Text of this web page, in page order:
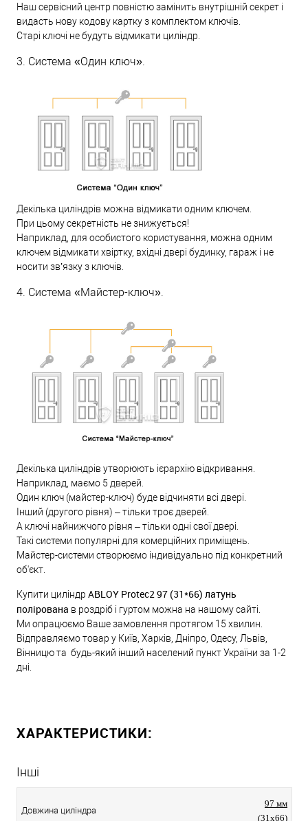
Наш сервісний центр повністю замінить внутрішній секрет і
видасть нову кодову картку з комплектом ключів.
Старі ключі не будуть відмикати циліндр.
3. Система «Один ключ».
Декілька циліндрів можна відмикати одним ключем.
При цьому секретність не знижується!
Наприклад, для особистого користування, можна одним
ключем відмикати хвіртку, вхідні двері будинку, гараж і не
носити зв’язку з ключів.
4. Система «Майстер-ключ».
Декілька циліндрів утворюють ієрархію відкривання.
Наприклад, маємо 5 дверей.
Один ключ (майстер-ключ) буде відчиняти всі двері.
Інший (другого рівня) – тільки троє дверей.
А ключі найнижчого рівня – тільки одні свої двері.
Такі системи популярні для комерційних приміщень.
Майстер-системи створюємо індивідуально під конкретний
об'єкт.
Купити циліндр ABLOY Protec2 97 (31*66) латунь
полірована в роздріб і гуртом можна на нашому сайті.
Ми опрацюємо Ваше замовлення протягом 15 хвилин.
Відправляємо товар у Київ, Харків, Дніпро, Одесу, Львів,
Вінницю та будь-який інший населений пункт України за 1-2
дні.
ХАРАКТЕРИСТИКИ:
Інші
Довжина циліндра
97 мм
(31x66)